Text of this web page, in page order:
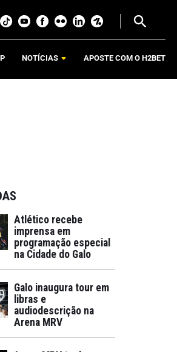
NOTÍCIAS APOSTE COM O H2BET
Atlético recebe
imprensa em
programação especial
na Cidade do Galo
Galo inaugura tour em
libras e
audiodescrição na
Arena MRV